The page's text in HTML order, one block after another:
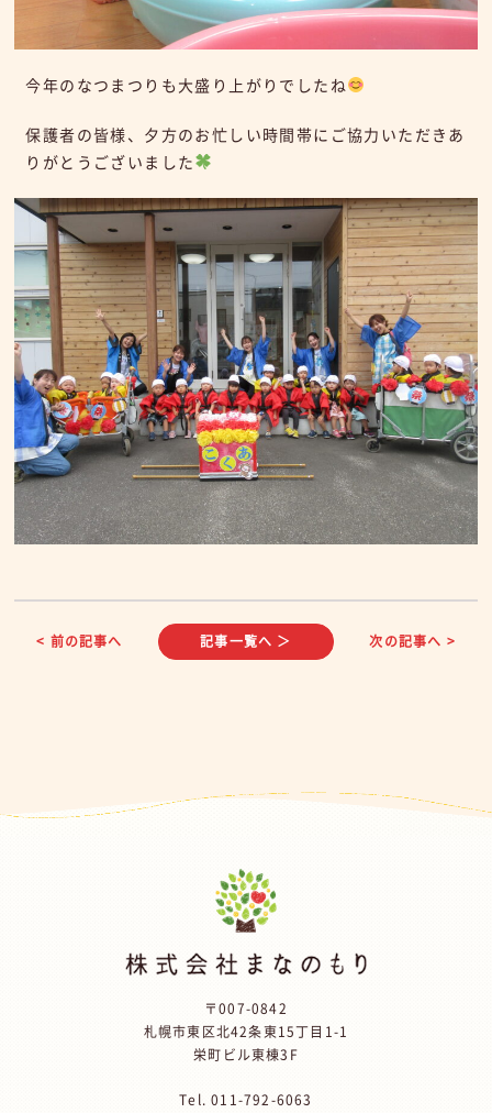
今年のなつまつりも大盛り上がりでしたね
保護者の皆様、夕方のお忙しい時間帯にご協力いただきあ
りがとうございました
< 前の記事へ 記事一覧へ ＞ 次の記事へ >
〒007-0842
札幌市東区北42条東15丁目1-1
栄町ビル東棟3F
Tel.011-792-6063